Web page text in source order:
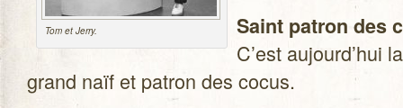
Tom et Jerry.
Saint patron des
C’est aujourd’hui
grand naïf et patron des cocus.